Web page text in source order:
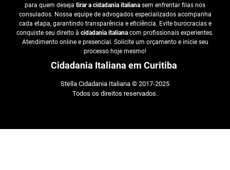
para quem deseja tirar a cidadania italiana sem enfrentar filas nos
consulados. Nossa equipe de advogados especializados acompanha
cada etapa, garantindo transparência e eficiência. Evite burocracias e
conquiste seu direito à cidadania italiana com profissionais experientes.
Atendimento online e presencial. Solicite um orçamento e inicie seu
processo hoje mesmo!
Cidadania Italiana em Curitiba
Stella Cidadania Italiana © 2017-2025
Todos os direitos reservados.